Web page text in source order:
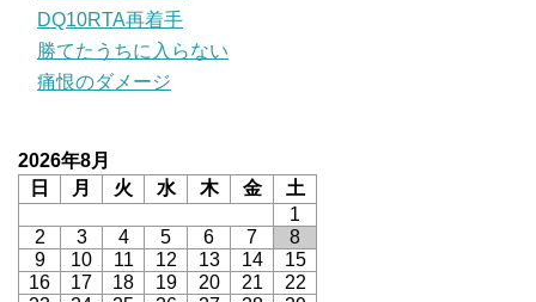
DQ10RTA再着手
勝てたうちに入らない
痛恨のダメージ
2026年8月
日
月 火 水 木 金
土
1
2
3 4 5 6 7
8
9
10 11 12 13 14
15
16
17 18 19 20 21
22